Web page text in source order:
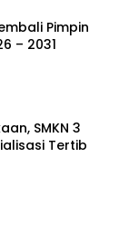
Pimpin
– 2031
SMKN 3
Tertib